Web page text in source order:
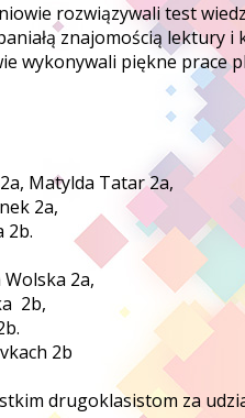
rozwiązywali test
znajomością lektury i
wykonywali piękne prace
Tatar 2a,
2a,
2b.
2a,
2b,
2b
drugoklasistom za